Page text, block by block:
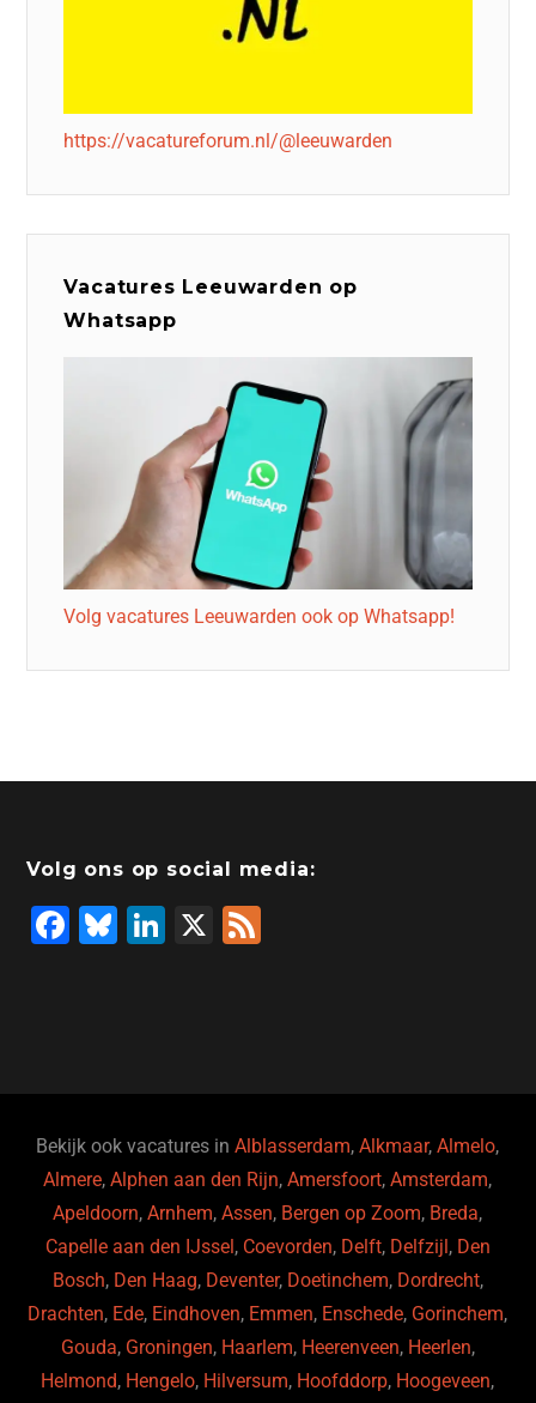
https://vacatureforum.nl/@leeuwarden
Vacatures Leeuwarden op
Whatsapp
Volg vacatures Leeuwarden ook op Whatsapp!
Volg ons op social media:
F
o
k
Bl
Li X
Bekijk ook vacatures inAlblasserdam,Alkmaar,Almelo,
Almere,Alphen aan den Rijn,Amersfoort,Amsterdam,
Apeldoorn,Arnhem,Assen, Bergen op Zoom, Breda,
Capelle aan den IJssel, Coevorden, Delft, Delfzijl, Den
Bosch, Den Haag, Deventer, Doetinchem, Dordrecht,
Drachten, Ede, Eindhoven, Emmen, Enschede, Gorinchem,
Gouda, Groningen, Haarlem, Heerenveen, Heerlen,
Helmond, Hengelo, Hilversum, Hoofddorp, Hoogeveen,